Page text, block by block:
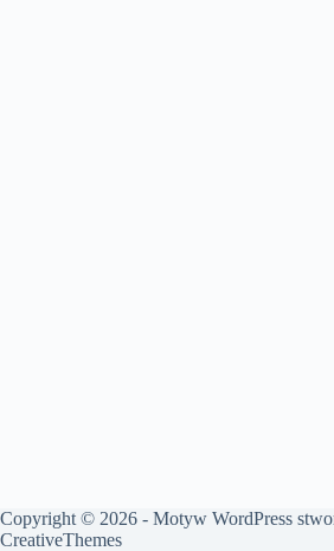
Copyright © 2026 - Motyw WordPress
CreativeThemes